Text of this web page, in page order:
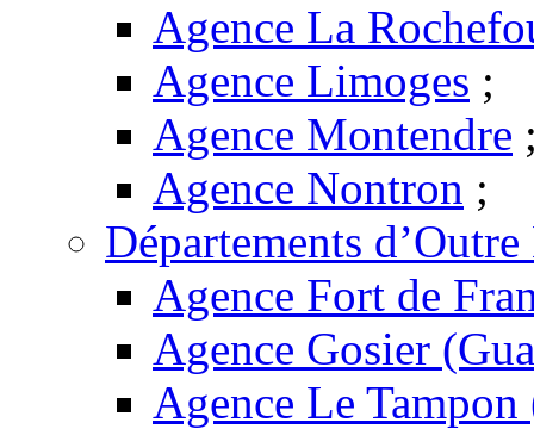
Agence La
Agence Limoges ;
Agence Montendre
Agence Nontron ;
Départements
Agence Fort de
Agence Gosier
Agence Le